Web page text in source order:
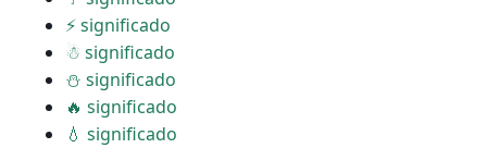
⚡ significado
☃ significado
⛄ significado
🔥 significado
💧 significado